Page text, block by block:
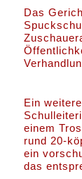
Das
Ein
einem
rund 20-
ein
das